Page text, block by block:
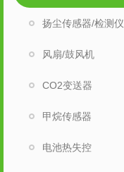
扬尘传感器/检测仪
风扇/鼓风机
CO2变送器
甲烷传感器
电池热失控